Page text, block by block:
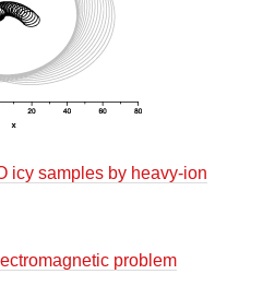
icy samples by heavy-ion
problem